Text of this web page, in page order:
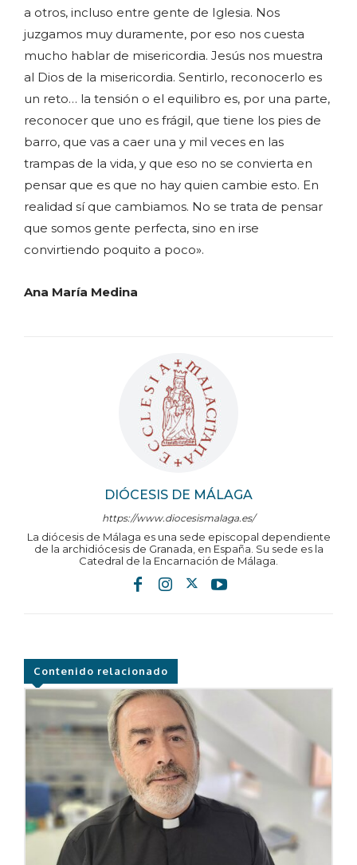
DIÓCESIS DE MÁLAGA
https://www.diocesismalaga.es/
La diócesis de Málaga es una sede episcopal dependiente
de la archidiócesis de Granada, en España. Su sede es la
Catedral de la Encarnación de Málaga.
a otros, incluso entre gente de Iglesia. Nos
juzgamos muy duramente, por eso nos cuesta
mucho hablar de misericordia. Jesús nos muestra
al Dios de la misericordia. Sentirlo, reconocerlo es
un reto… la tensión o el equilibro es, por una parte,
reconocer que uno es frágil, que tiene los pies de
barro, que vas a caer una y mil veces en las
trampas de la vida, y que eso no se convierta en
pensar que es que no hay quien cambie esto. En
realidad sí que cambiamos. No se trata de pensar
que somos gente perfecta, sino en irse
convirtiendo poquito a poco».
Ana María Medina
Contenido relacionado